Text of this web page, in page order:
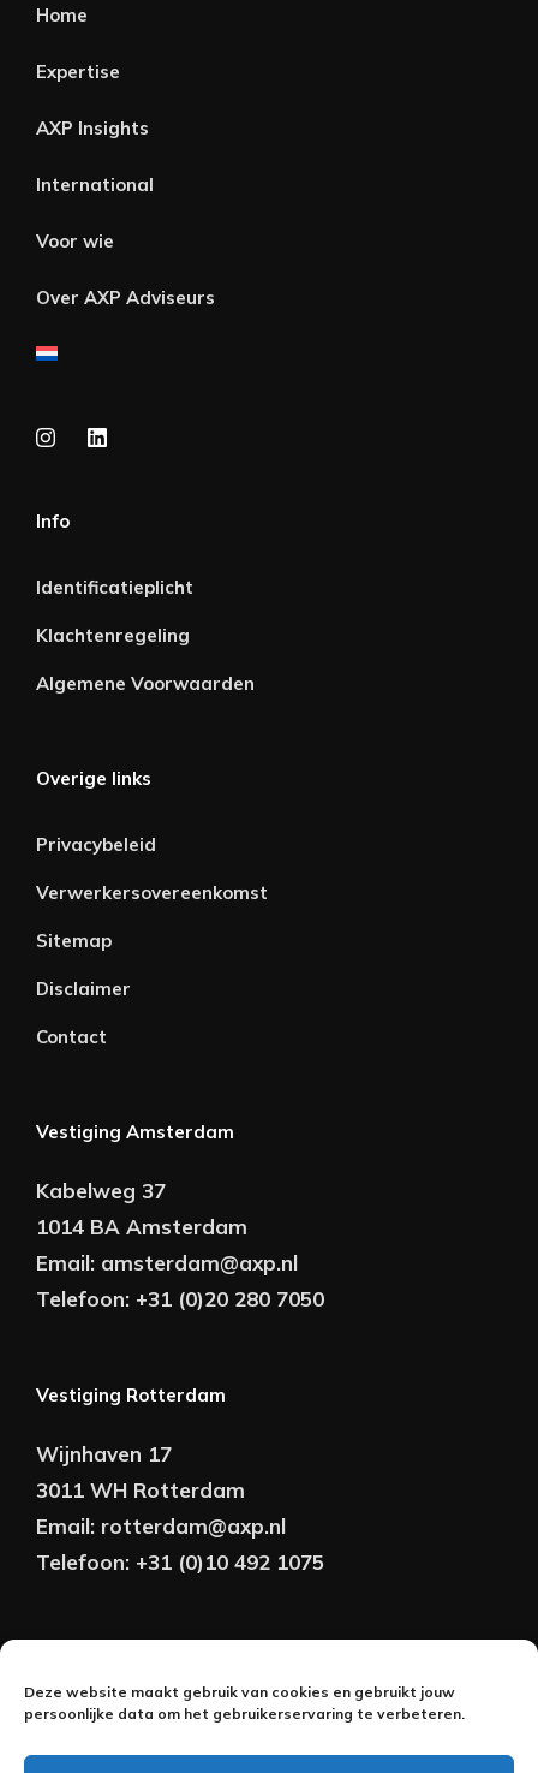
Deze website maakt gebruik van cookies en gebruikt jouw
persoonlijke data om het gebruikerservaring te verbeteren.
Home
Expertise
AXP Insights
International
Voor wie
Over AXP Adviseurs
Info
Identificatieplicht
Klachtenregeling
Algemene Voorwaarden
Overige links
Privacybeleid
Verwerkersovereenkomst
Sitemap
Disclaimer
Contact
Vestiging Amsterdam
Kabelweg 37
1014 BA Amsterdam
Email: amsterdam@axp.nl
Telefoon: +31 (0)20 280 7050
Vestiging Rotterdam
Wijnhaven 17
3011 WH Rotterdam
Email: rotterdam@axp.nl
Telefoon: +31 (0)10 492 1075
Onderhoud: